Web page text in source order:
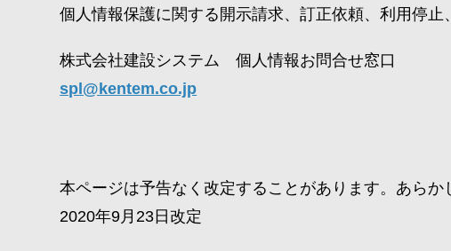
個人情報保護に関する開示請求、訂正依頼、利用停
株式会社建設システム 個人情報お問合せ窓口
spl@kentem.co.jp
本ページは予告なく改定することがあります。あらか
2020年9月23日改定